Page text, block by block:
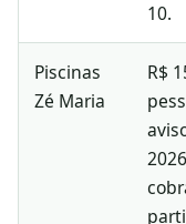
10.
Piscinas
Zé Maria
R$
2026